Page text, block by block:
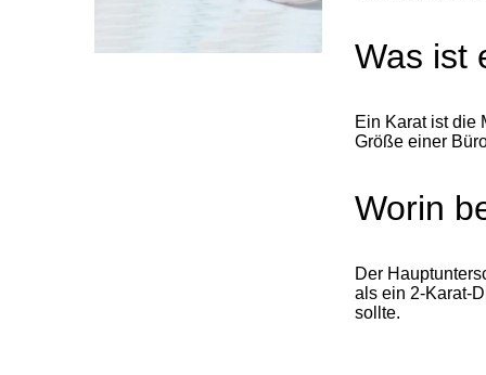
Was ist
Ein Karat ist die
Größe einer
Worin
Der
als ein 2-Karat-
sollte.